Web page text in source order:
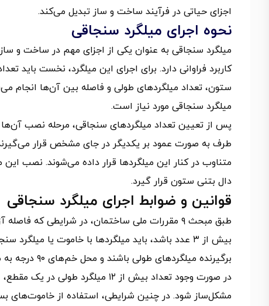
اجزای حیاتی در فرآیند ساخت و ساز تبدیل می‌کند.
نحوه اجرای میلگرد سنجاقی
میلگرد سنجاقی به عنوان یکی از اجزای مهم در ساخت و
کاربرد فراوانی دارد. برای اجرای این میلگرد، نخست باید
میلگرد سنجاقی مورد نیاز است.
دال بتنی ستون قرار گیرد.
قوانین و ضوابط اجرای میلگرد سنجاقی
بیش از ۳ عدد باشد، باید میلگردها با خاموت یا
برگیرنده میلگردهای طولی باشند و محل خم‌های ۹۰ درجه به صورت یک در میان در مقاطع متوالی تغییر یابد.
در صورت وجود تعداد بیش از ۱۲
مشکل‌ساز شود. در چنین شرایطی، استفاده از خاموت‌های